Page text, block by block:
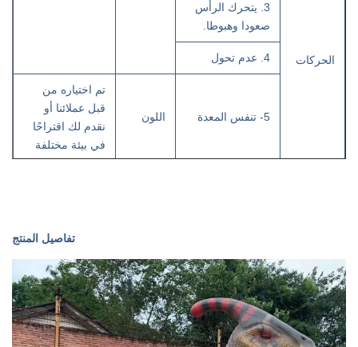
الحركات
3. يتحرك الرأس
صعودا وهبوطا.
4. عدم تحول
5- تنفس المعدة اللون
تم اختياره من
قبل عملائنا أو
نقدم لك اقتراحًا
في بيئة مختلفة
يمكنك اختيار
التعبئة وهذا
1- متحف العلوم
والتكنولوجيا
2.متنزه الديناصور
،
تفاصيل المنتج